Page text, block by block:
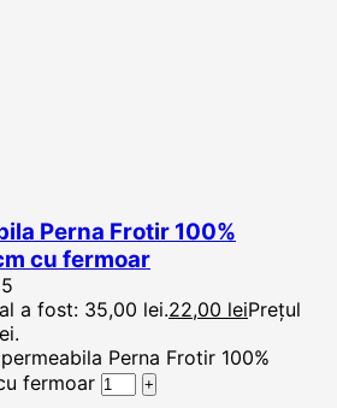
Perna Frotir 100%
cu fermoar
a fost: 35,00 lei.22,00 leiPrețul
Perna Frotir 100%
fermoar